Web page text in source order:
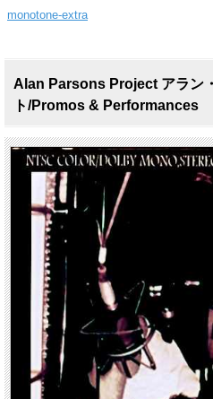
monotone-extra
Alan Parsons Project アラン
ト/Promos & Performances